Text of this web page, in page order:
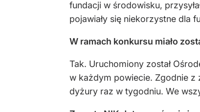
fundacji w środowisku,
pojawiały się niekorzystne dla
W ramach konkursu miało
Tak. Uruchomiony został
w każdym powiecie. Zgodnie z
dyżury raz w tygodniu. We